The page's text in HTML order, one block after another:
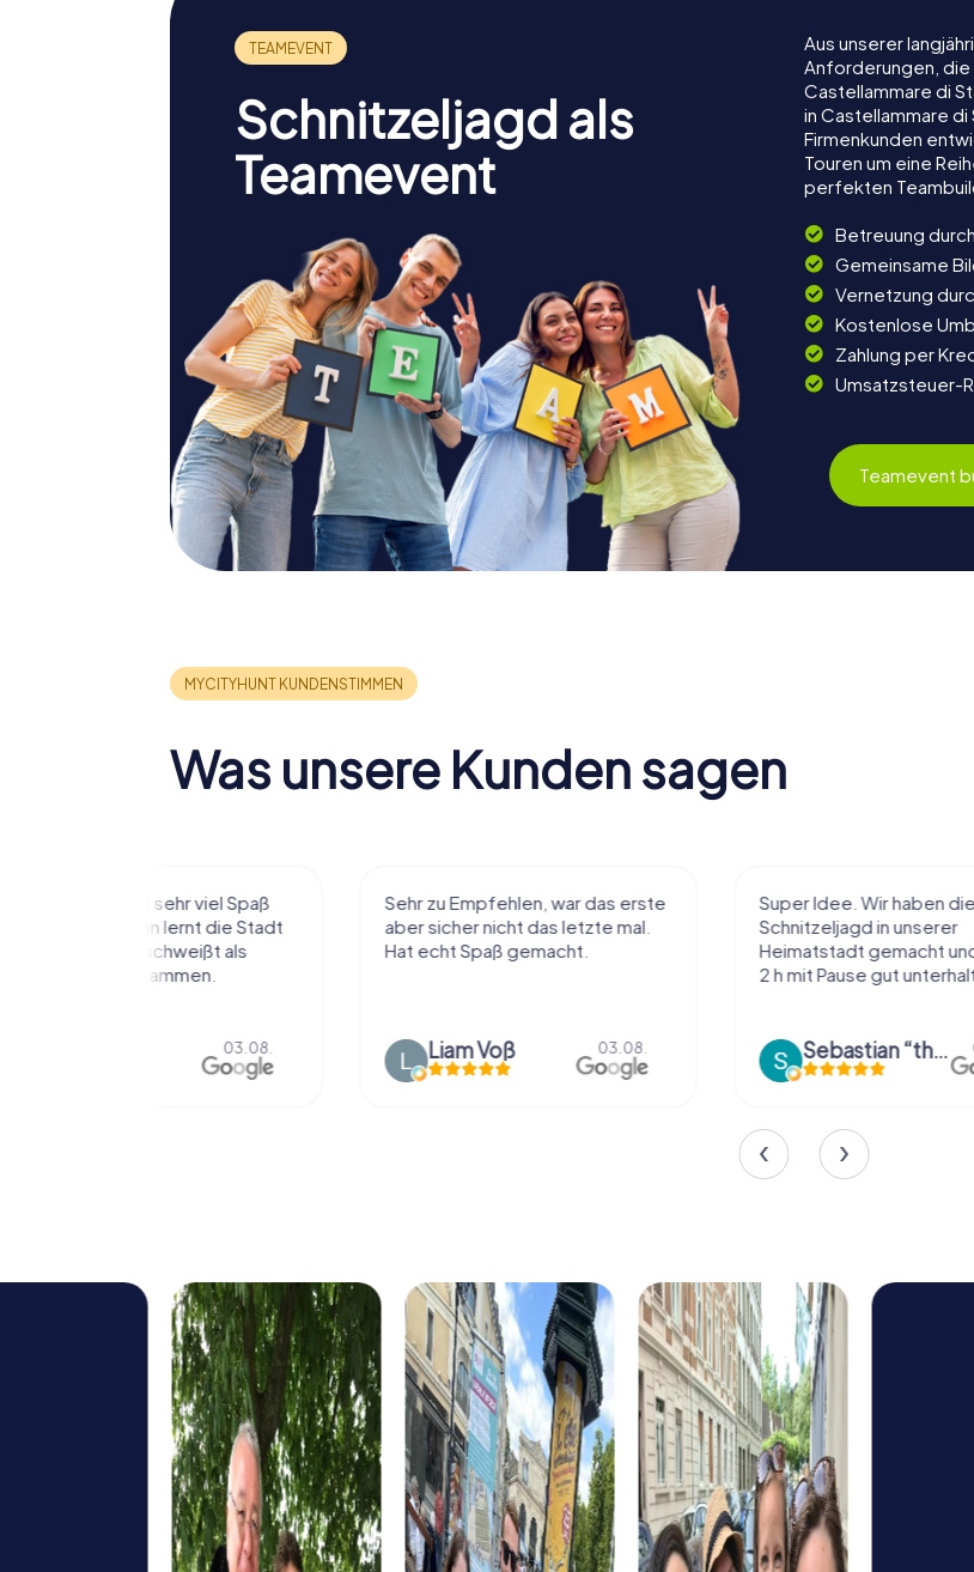
Schnitzeljagd als
Teamevent
Aus unserer
Anforderungen, die
Castellammare di
in Castellammare
Firmenkunden
Touren um eine
perfekten
Betreuung
Gemeinsame
Vernetzung
Kostenlose
Zahlung per
Umsatzsteuer-
Teamevent
Was unsere Kunden sagen
Sehr zu Empfehlen, war das erste
aber sicher nicht das letzte mal.
Hat echt Spaß gemacht.
Liam Voß 03.08.
Super Idee. Wir haben die
Schnitzeljagd in unserer
Heimatstadt gemacht und waren
2 h mit Pause gut unterhalten
Sebastian “the sleeping Boxer Dog” Röhner 02.08.